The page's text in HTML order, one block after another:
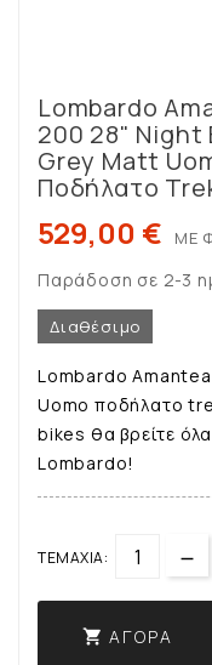
Lombardo
200 28" Night
Grey Matt
Ποδήλατο
529,00 € ΜΕ
Παράδοση σε 2-3
Διαθέσιμο
Lombardo
Uomo ποδήλατο
bikes θα βρείτε
Lombardo!
ΤΕΜΆΧΙΑ:
 ΑΓΟΡΆ